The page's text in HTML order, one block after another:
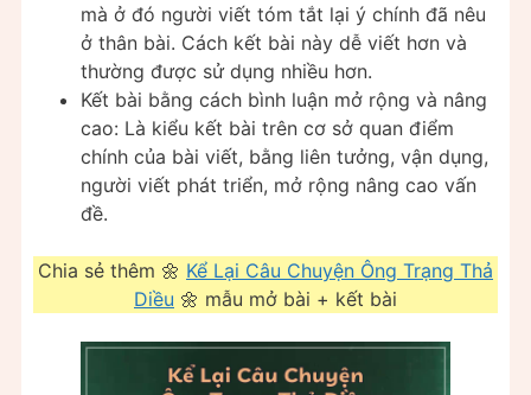
mà ở đó người viết tóm tắt lại ý chính đã nêu
ở thân bài. Cách kết bài này dễ viết hơn và
thường được sử dụng nhiều hơn.
Kết bài bằng cách bình luận mở rộng và nâng
cao: Là kiểu kết bài trên cơ sở quan điểm
chính của bài viết, bằng liên tưởng, vận dụng,
người viết phát triển, mở rộng nâng cao vấn
đề.
Chia sẻ thêm 🌼 Kể Lại Câu Chuyện Ông Trạng Thả
Diều 🌼 mẫu mở bài + kết bài